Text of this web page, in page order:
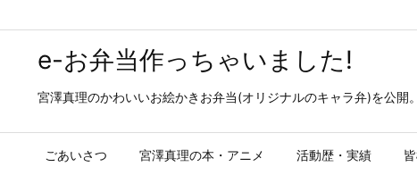
e-お弁当作っちゃいました!
宮澤真理のかわいいお絵かきお弁当(オリジナルのキャラ弁)を公
ごあいさつ 宮澤真理の本・アニメ 活動歴・実績